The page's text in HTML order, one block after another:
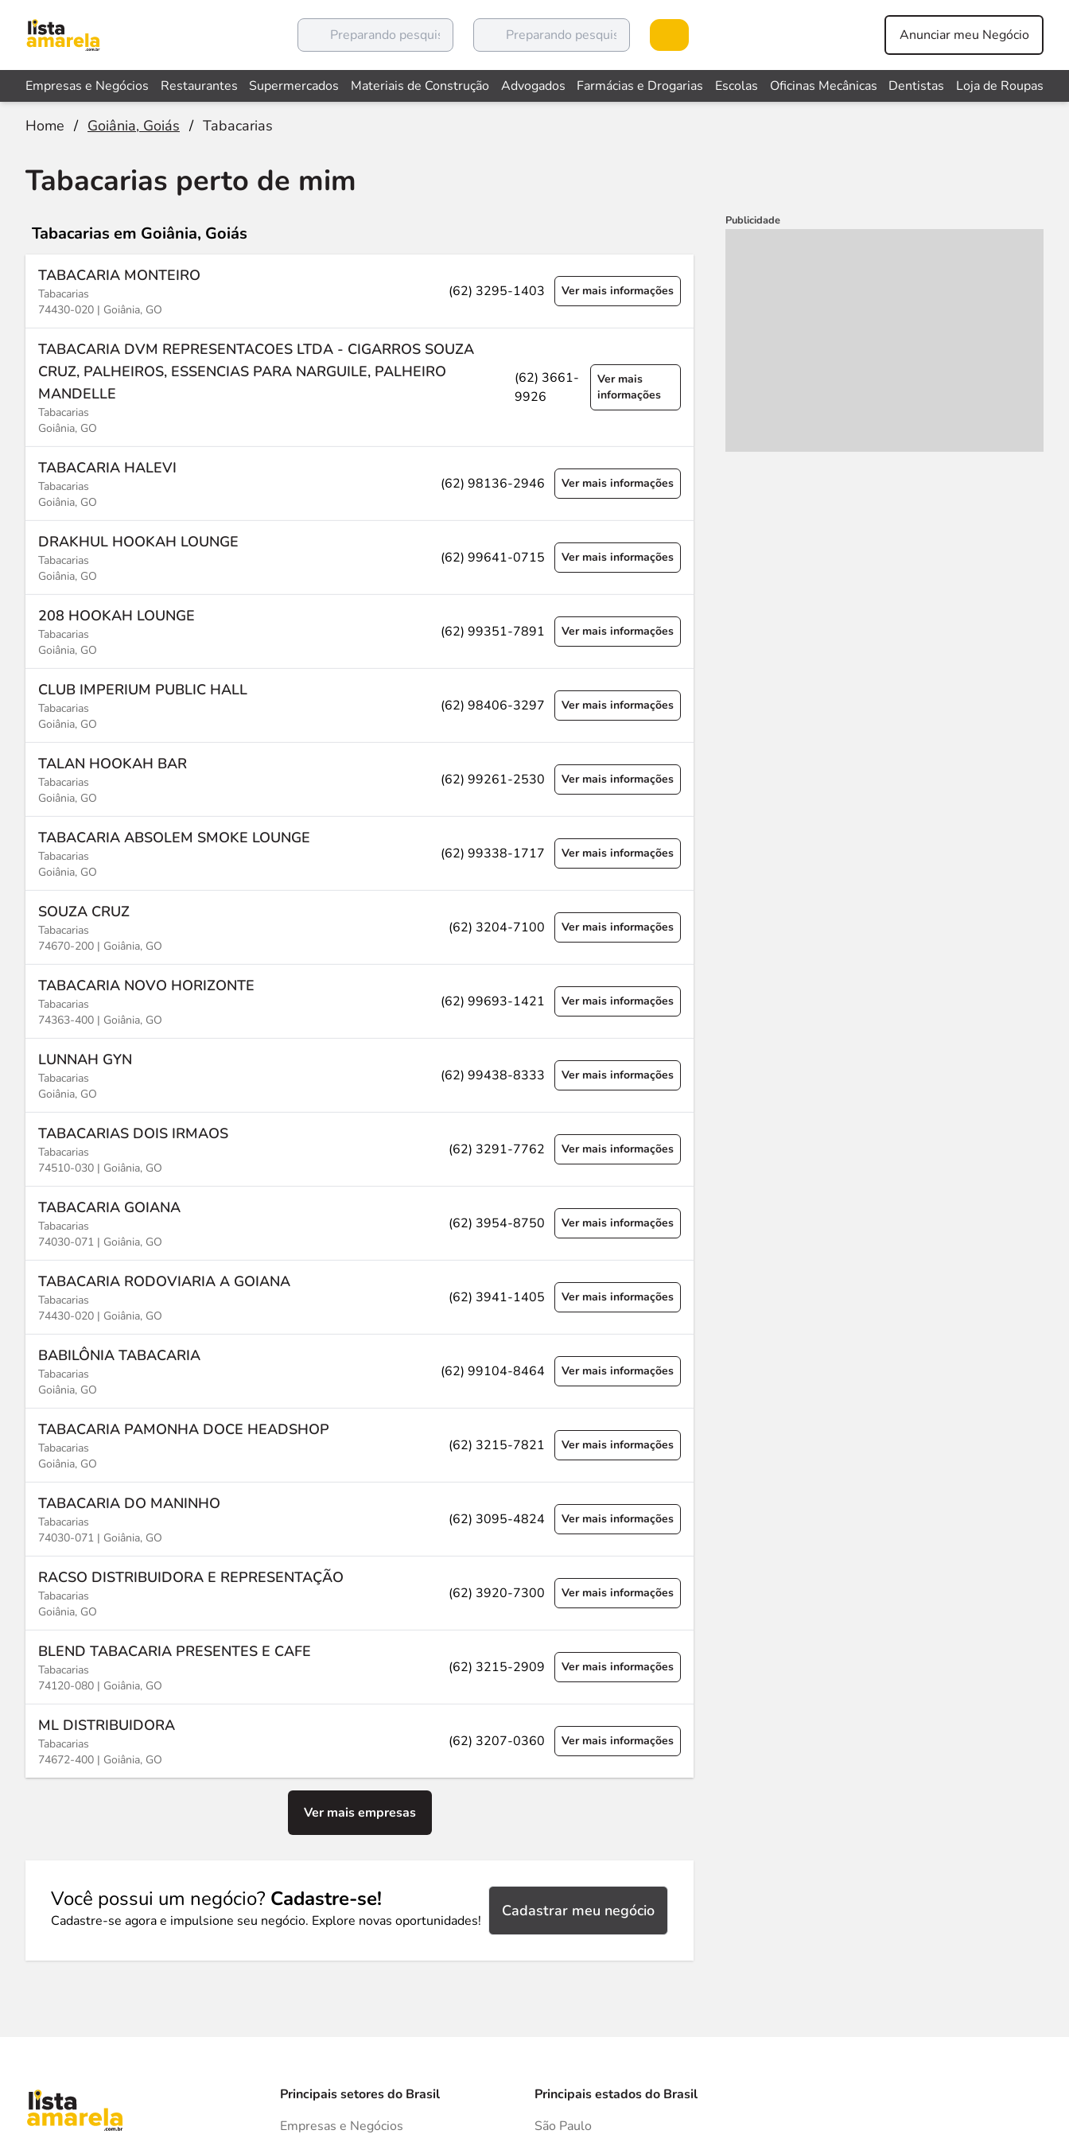
Anunciar meu Negócio
Empresas e Negócios Restaurantes Supermercados Materiais de Construção Advogados Farmácias e Drogarias Escolas Oficinas Mecânicas Dentistas Loja de Roupas
Home / Goiânia, Goiás / Tabacarias
Tabacarias perto de mim
Tabacarias em Goiânia, Goiás
TABACARIA MONTEIRO
Tabacarias
74430-020 | Goiânia, GO
(62) 3295-1403 Ver mais informações
TABACARIA DVM REPRESENTACOES LTDA - CIGARROS SOUZA
CRUZ, PALHEIROS, ESSENCIAS PARA NARGUILE, PALHEIRO
MANDELLE
Tabacarias
Goiânia, GO
(62) 3661-
9926
Ver mais
informações
TABACARIA HALEVI
Tabacarias
Goiânia, GO
(62) 98136-2946 Ver mais informações
DRAKHUL HOOKAH LOUNGE
Tabacarias
Goiânia, GO
(62) 99641-0715 Ver mais informações
208 HOOKAH LOUNGE
Tabacarias
Goiânia, GO
(62) 99351-7891 Ver mais informações
CLUB IMPERIUM PUBLIC HALL
Tabacarias
Goiânia, GO
(62) 98406-3297 Ver mais informações
TALAN HOOKAH BAR
Tabacarias
Goiânia, GO
(62) 99261-2530 Ver mais informações
TABACARIA ABSOLEM SMOKE LOUNGE
Tabacarias
Goiânia, GO
(62) 99338-1717 Ver mais informações
SOUZA CRUZ
Tabacarias
74670-200 | Goiânia, GO
(62) 3204-7100 Ver mais informações
TABACARIA NOVO HORIZONTE
Tabacarias
74363-400 | Goiânia, GO
(62) 99693-1421 Ver mais informações
LUNNAH GYN
Tabacarias
Goiânia, GO
(62) 99438-8333 Ver mais informações
TABACARIAS DOIS IRMAOS
Tabacarias
74510-030 | Goiânia, GO
(62) 3291-7762 Ver mais informações
TABACARIA GOIANA
Tabacarias
74030-071 | Goiânia, GO
(62) 3954-8750 Ver mais informações
TABACARIA RODOVIARIA A GOIANA
Tabacarias
74430-020 | Goiânia, GO
(62) 3941-1405 Ver mais informações
BABILÔNIA TABACARIA
Tabacarias
Goiânia, GO
(62) 99104-8464 Ver mais informações
TABACARIA PAMONHA DOCE HEADSHOP
Tabacarias
Goiânia, GO
(62) 3215-7821 Ver mais informações
TABACARIA DO MANINHO
Tabacarias
74030-071 | Goiânia, GO
(62) 3095-4824 Ver mais informações
RACSO DISTRIBUIDORA E REPRESENTAÇÃO
Tabacarias
Goiânia, GO
(62) 3920-7300 Ver mais informações
BLEND TABACARIA PRESENTES E CAFE
Tabacarias
74120-080 | Goiânia, GO
(62) 3215-2909 Ver mais informações
ML DISTRIBUIDORA
Tabacarias
74672-400 | Goiânia, GO
(62) 3207-0360 Ver mais informações
Ver mais empresas
Você possui um negócio? Cadastre-se!
Cadastre-se agora e impulsione seu negócio. Explore novas oportunidades!
Cadastrar meu negócio
Publicidade
Principais setores do Brasil
Empresas e Negócios
Principais estados do Brasil
São Paulo